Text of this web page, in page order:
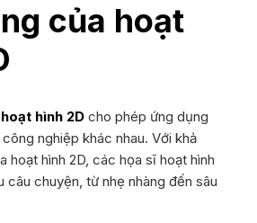
của hoạt
hoạt hình 2D cho phép ứng dụng
nghiệp khác nhau. Với khả
hoạt hình 2D, các họa sĩ hoạt hình
câu chuyện, từ nhẹ nhàng đến sâu